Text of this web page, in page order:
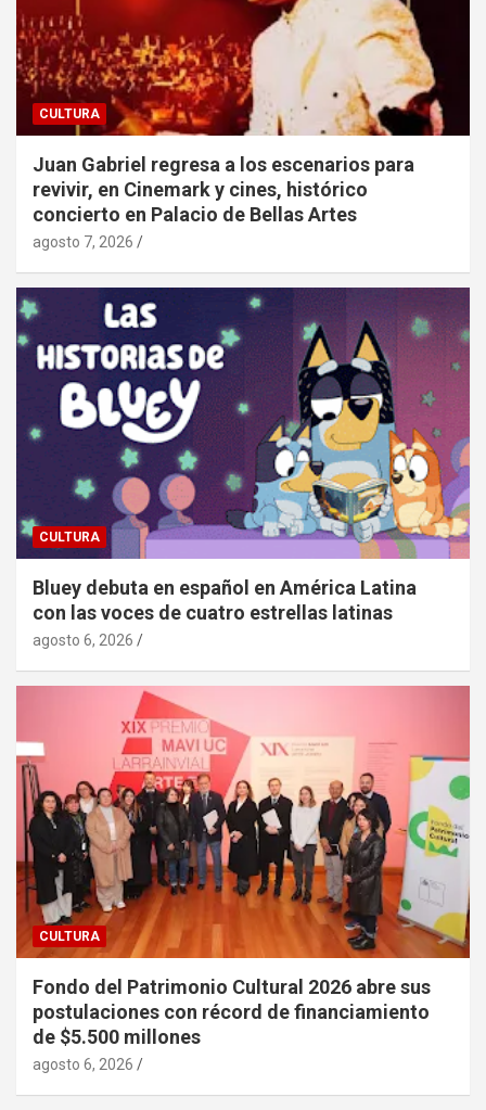
CULTURA
Juan Gabriel regresa a los escenarios para
revivir, en Cinemark y cines, histórico
concierto en Palacio de Bellas Artes
agosto 7, 2026
CULTURA
Bluey debuta en español en América Latina
con las voces de cuatro estrellas latinas
agosto 6, 2026
CULTURA
Fondo del Patrimonio Cultural 2026 abre sus
postulaciones con récord de financiamiento
de $5.500 millones
agosto 6, 2026